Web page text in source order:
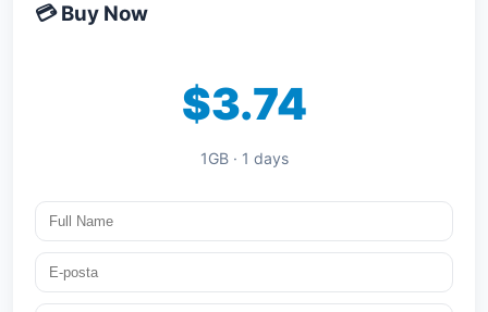
💳 Buy Now
$3.74
1GB · 1 days